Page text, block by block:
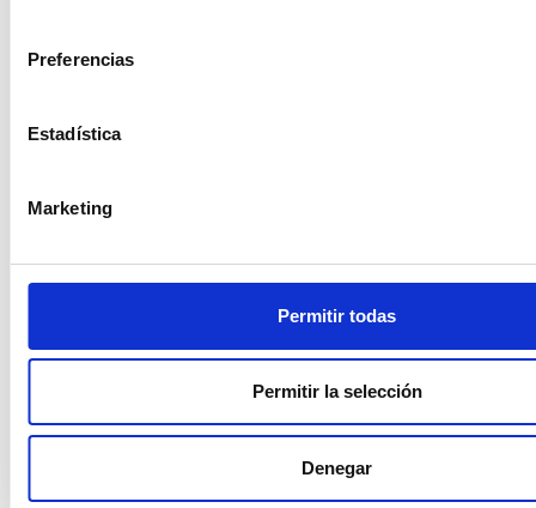
Preferencias
Estadística
Marketing
Permitir todas
Permitir la selección
Denegar
iPhone & iPad:
Otros navegadores: consulte la
instalado.
Complemento de inhabilitación para navegadores de